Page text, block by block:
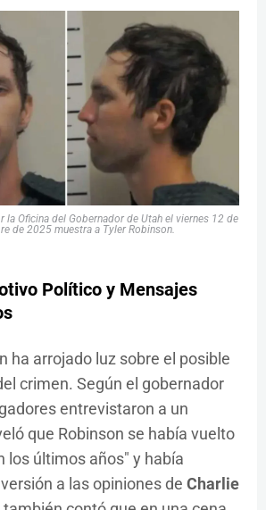
Oficina del Gobernador de Utah el viernes 12 de
de 2025 muestra a Tyler Robinson.
Político y Mensajes
ha arrojado luz sobre el posible
crimen. Según el gobernador
entrevistaron a un
que Robinson se había vuelto
los últimos años" y había
a las opiniones de Charlie